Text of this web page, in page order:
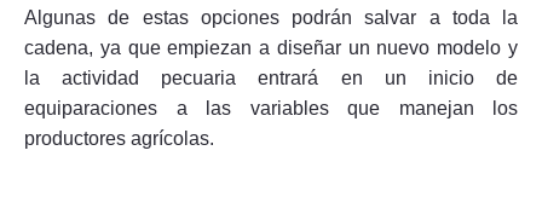
Algunas de estas opciones podrán salvar a toda la
cadena, ya que empiezan a diseñar un nuevo modelo y
la actividad pecuaria entrará en un inicio de
equiparaciones a las variables que manejan los
productores agrícolas.